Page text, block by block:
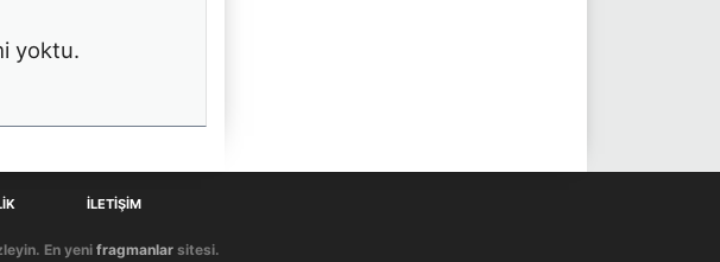
yoktu.
İLETIŞIM
En yeni fragmanlarsitesi.